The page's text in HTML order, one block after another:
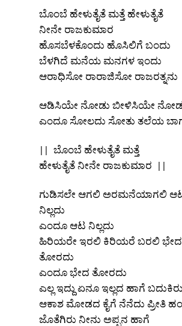
ಬೊಂಬೆ ಹೇಳುತೈತೆ ಮತ್ತೆ ಹೇಳುತೈತೆ
ನೀನೇ ರಾಜಕುಮಾರ
ಹೊಸಬೆಳಕೊಂದು ಹೊಸಿಲಿಗೆ ಬಂದು
ಬೆಳಗಿದೆ ಮನೆಯ ಮನಗಳ ಇಂದು
ಆರಾಧಿಸೋ ರಾರಾಜಿಸೋ ರಾಜರತ್ನನು
ಆಡಿಸಿಯೇ ನೋಡು ಬೀಳಿಸಿಯೇ
ಎಂದೂ ಸೋಲದು ಸೋತು ತಲೆಯ
|| ಬೊಂಬೆ ಹೇಳುತೈತೆ ಮತ್ತೆ
ಹೇಳುತೈತೆ ನೀನೇ ರಾಜಕುಮಾರ ||
ಗುಡಿಸಲೇ ಆಗಲಿ ಅರಮನೆಯಾಗಲಿ
ನಿಲ್ಲದು
ಎಂದೂ ಆಟ ನಿಲ್ಲದು
ಹಿರಿಯರೇ ಇರಲಿ ಕಿರಿಯರೆ ಬರಲಿ
ತೋರದು
ಎಂದೂ ಭೇದ ತೋರದು
ಎಲ್ಲ ಇದ್ದು ಏನೂ ಇಲ್ಲದ ಹಾಗೆ
ಆಕಾಶ ಮೋಡದ ಕೈಗೆ ನೆನೆದು ಪ್ರೀತಿ
ಜೊತೆಗಿರು ನೀನು ಅಪ್ಪನ ಹಾಗೆ